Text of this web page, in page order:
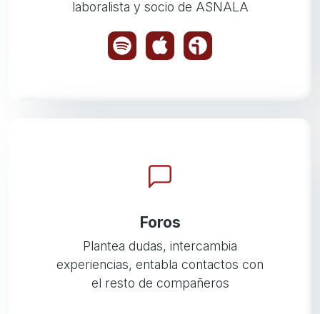
laboralista y socio de ASNALA
Foros
Plantea dudas, intercambia
experiencias, entabla contactos con
el resto de compañeros